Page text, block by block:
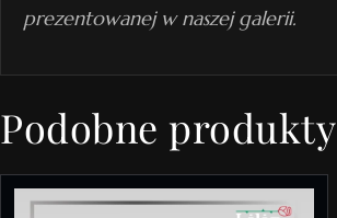
prezentowanej w naszej galerii.
Podobne produkty